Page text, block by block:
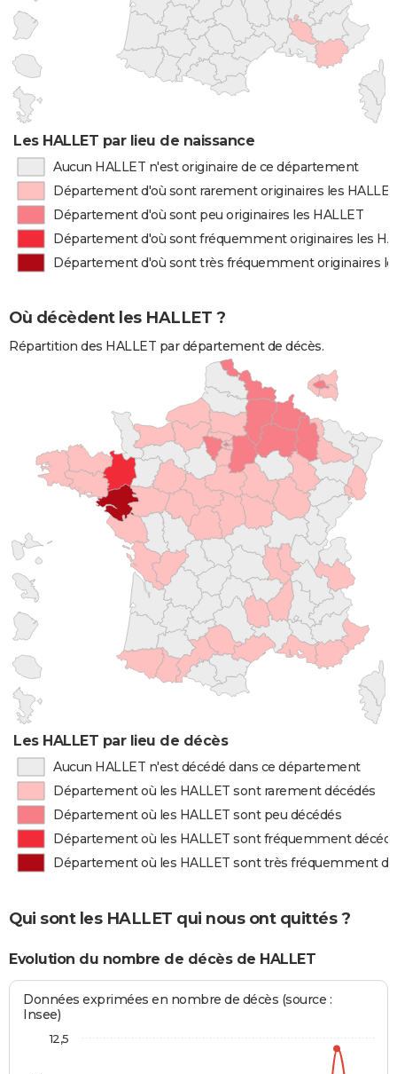
Les HALLET par lieu de naissance
Aucun HALLET n'est originaire de ce département
Département d'où sont rarement originaires les HALLET
Département d'où sont peu originaires les HALLET
Département d'où sont fréquemment originaires les
Département d'où sont très fréquemment originaires
Où décèdent les HALLET ?
Répartition des HALLET par département de décès.
Les HALLET par lieu de décès
Aucun HALLET n'est décédé dans ce département
Département où les HALLET sont rarement décédés
Département où les HALLET sont peu décédés
Département où les HALLET sont fréquemment
Département où les HALLET sont très fréquemment
Qui sont les HALLET qui nous ont quittés ?
Evolution du nombre de décès de HALLET
Données exprimées en nombre de décès (source :
Insee)
12,5